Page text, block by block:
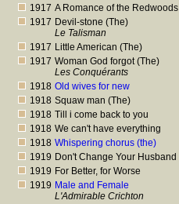
1917 A Romance of the Redwoods
1917 Devil-stone (The)
Le Talisman
1917 Little American (The)
1917 Woman God forgot (The)
Les Conquérants
1918 Old wives for new
1918 Squaw man (The)
1918 Till i come back to you
1918 We can't have everything
1918 Whispering chorus (the)
1919 Don't Change Your Husband
1919 For Better, for Worse
1919 Male and Female
L'Admirable Crichton